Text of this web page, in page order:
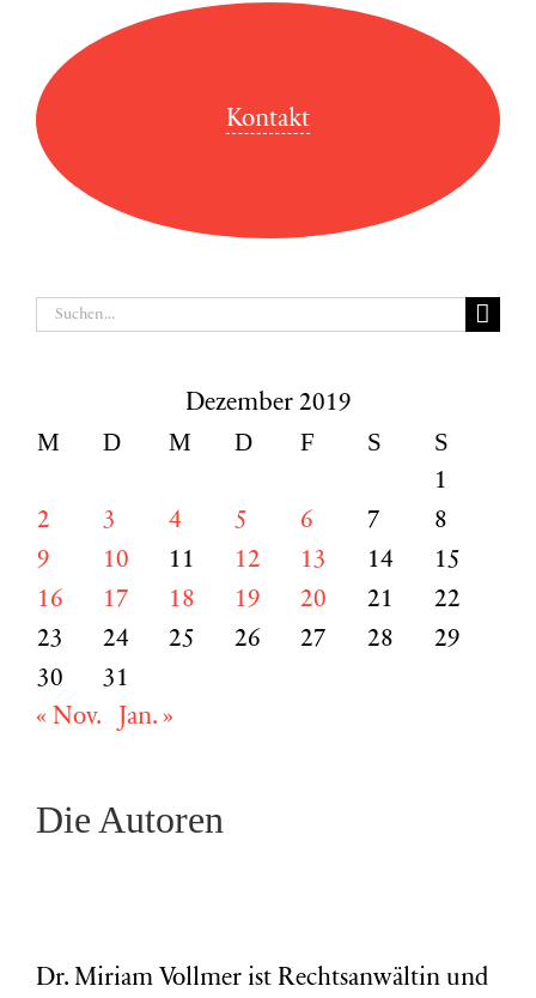
Kontakt
Suche
Dezember 2019
M D M D F S S
1
2
3 4 5 6 7
8
9
10 11 12 13 14
15
16
17 18 19 20 21
22
23
24 25 26 27 28
29
30
31
« Nov.
Jan. »
Die Autoren
Dr. Miriam Vollmer ist Rechtsanwältin und